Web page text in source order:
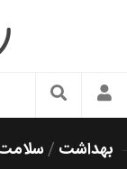
سبک زندگی
بهداشت /